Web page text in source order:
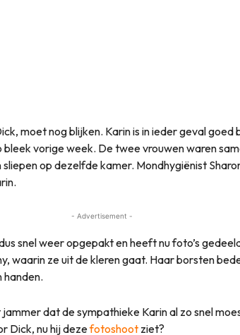
moet nog blijken. Karin is in ieder geval goed
vorige week. De twee vrouwen waren
op dezelfde kamer. Mondhygiënist
- Advertisement -
snel weer opgepakt en heeft nu foto’s
waarin ze uit de kleren gaat. Haar borsten
handen.
dat de sympathieke Karin al zo snel
Dick, nu hij dezefotoshoot ziet?